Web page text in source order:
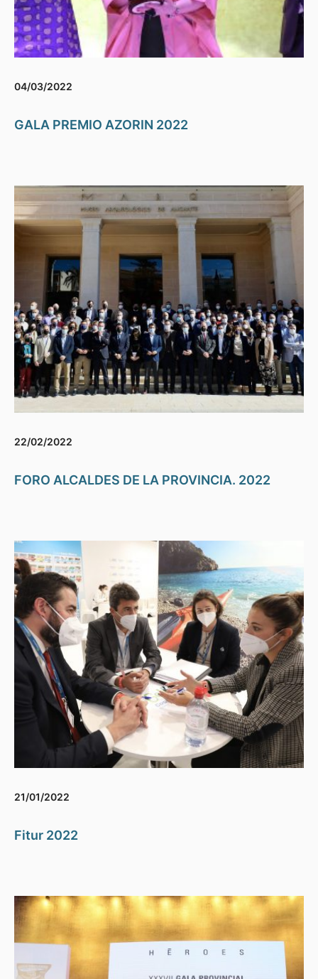
04/03/2022
GALA PREMIO AZORIN 2022
22/02/2022
FORO ALCALDES DE LA PROVINCIA. 2022
21/01/2022
Fitur 2022